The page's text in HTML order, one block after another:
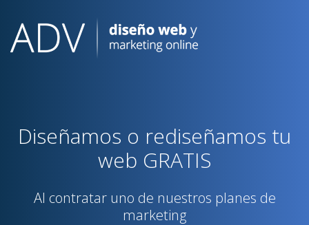
content
Diseñamos o rediseñamos tu
web GRATIS
Al contratar uno de nuestros planes de
marketing